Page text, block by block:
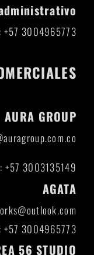
+57 3004965773
AURA GROUP
+57 3003135149
AGATA
+57 3004965773
56 STUDIO